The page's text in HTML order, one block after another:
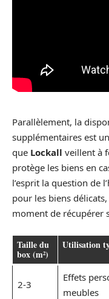
Parallèlement, la
supplémentaires est
que Lockall veillent à
protège les biens en
l’esprit la question de
pour les biens
moment de récupérer
Taille du
box (m²)
Utilisation
2-3
Effets
meubles